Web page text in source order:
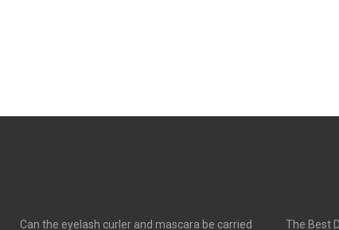
Can the eyelash curler and mascara be carried
The Best